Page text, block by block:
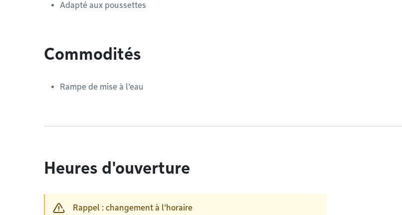
Adapté aux poussettes
Commodités
Rampe de mise à l'eau
Heures d'ouverture
Rappel : changement à l'horaire